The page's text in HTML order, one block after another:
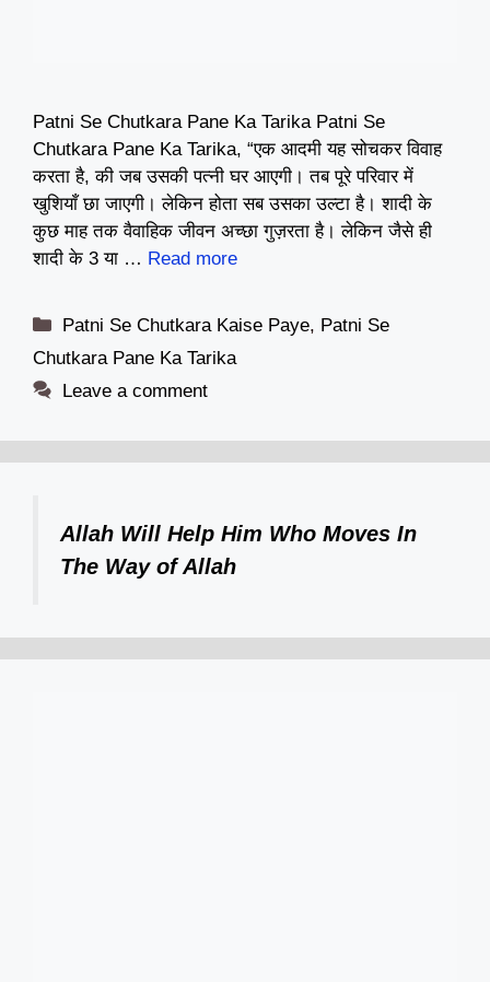
Patni Se Chutkara Pane Ka Tarika Patni Se
Chutkara Pane Ka Tarika, “एक आदमी यह सोचकर विवाह
करता है, की जब उसकी पत्नी घर आएगी। तब पूरे परिवार में
खुशियाँ छा जाएगी। लेकिन होता सब उसका उल्टा है। शादी के
कुछ माह तक वैवाहिक जीवन अच्छा गुज़रता है। लेकिन जैसे ही
शादी के 3 या … Read more
Categories
Patni Se Chutkara Kaise Paye, Patni Se
Chutkara Pane Ka Tarika
Leave a comment
Allah Will Help Him Who Moves In
The Way of Allah